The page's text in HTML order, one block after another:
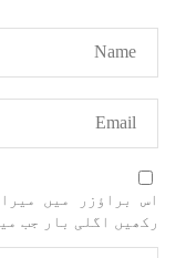
اس براؤزر میں
رکھیں اگلی بار جب